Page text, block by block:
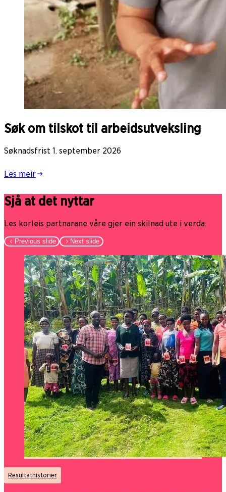
Søk om tilskot til arbeidsutveksling
Søknadsfrist 1. september 2026
Les meir
Sjå at det nyttar
Les korleis partnarane våre gjer ein skilnad ute i verda.
Previous slide Next slide
Resultathistorier